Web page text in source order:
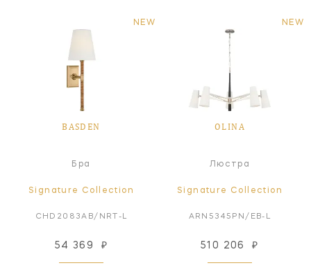
NEW
BASDEN
Бра
Signature Collection
CHD2083AB/NRT-L
54 369 ₽
NEW
OLINA
Люстра
Signature Collection
ARN5345PN/EB-L
510 206 ₽